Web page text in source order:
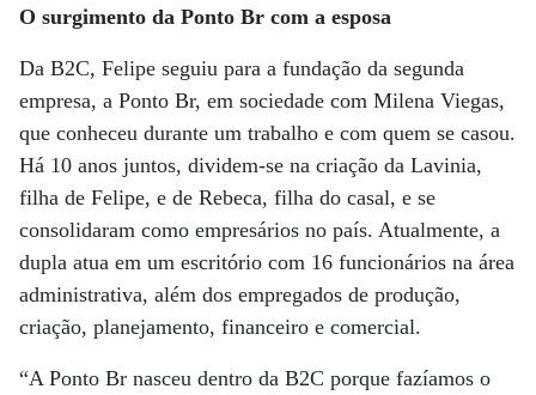
O surgimento da Ponto Br com a esposa
Da B2C, Felipe seguiu para a fundação da segunda
empresa, a Ponto Br, em sociedade com Milena Viegas,
que conheceu durante um trabalho e com quem se casou.
Há 10 anos juntos, dividem-se na criação da Lavinia,
filha de Felipe, e de Rebeca, filha do casal, e se
consolidaram como empresários no país. Atualmente, a
dupla atua em um escritório com 16 funcionários na área
administrativa, além dos empregados de produção,
criação, planejamento, financeiro e comercial.
“A Ponto Br nasceu dentro da B2C porque fazíamos o